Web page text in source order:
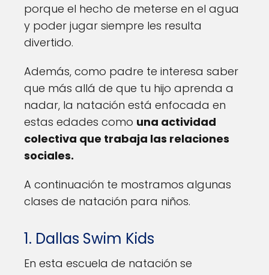
porque el hecho de meterse en el agua
y poder jugar siempre les resulta
divertido.
Además, como padre te interesa saber
que más allá de que tu hijo aprenda a
nadar, la natación está enfocada en
estas edades como una actividad
colectiva que trabaja las relaciones
sociales.
A continuación te mostramos algunas
clases de natación para niños.
1. Dallas Swim Kids
En esta escuela de natación se